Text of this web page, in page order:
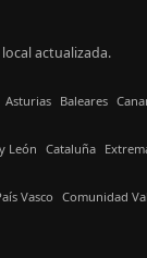
actualizada.
Asturias Baleares
León Cataluña
Vasco Comunidad